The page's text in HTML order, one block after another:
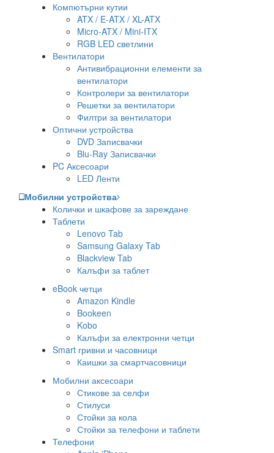
Компютърни кутии
ATX / E-ATX / XL-ATX
Micro-ATX / Mini-ITX
RGB LED светлини
Вентилатори
Антивибрационни елементи за
вентилатори
Контролери за вентилатори
Решетки за вентилатори
Филтри за вентилатори
Оптични устройства
DVD Записвачки
Blu-Ray Записвачки
PC Аксесоари
LED Ленти
Мобилни устройства
Колички и шкафове за зареждане
Таблети
Lenovo Tab
Samsung Galaxy Tab
Blackview Tab
Калъфи за таблет
eBook четци
Amazon Kindle
Bookeen
Kobo
Калъфи за електронни четци
Smart гривни и часовници
Каишки за смартчасовници
Мобилни аксесоари
Стикове за селфи
Стилуси
Стойки за кола
Стойки за телефони и таблети
Телефони